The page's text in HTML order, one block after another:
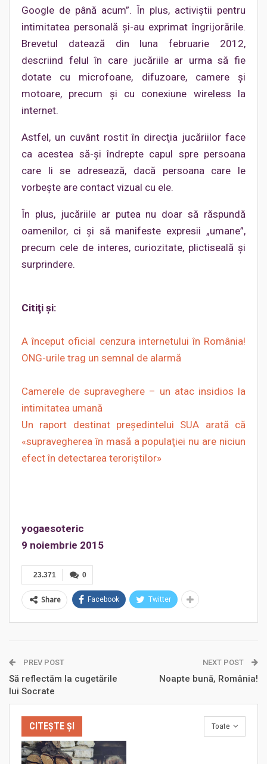
Google de până acum”. În plus, activiştii pentru
intimitatea personală şi-au exprimat îngrijorările.
Brevetul datează din luna februarie 2012,
descriind felul în care jucăriile ar urma să fie
dotate cu microfoane, difuzoare, camere şi
motoare, precum şi cu conexiune wireless la
internet.
Astfel, un cuvânt rostit în direcţia jucăriilor face
ca acestea să-şi îndrepte capul spre persoana
care li se adresează, dacă persoana care le
vorbeşte are contact vizual cu ele.
În plus, jucăriile ar putea nu doar să răspundă
oamenilor, ci şi să manifeste expresii „umane”,
precum cele de interes, curiozitate, plictiseală şi
surprindere.
Citiţi şi:
A început oficial cenzura internetului în România!
ONG-urile trag un semnal de alarmă
Camerele de supraveghere – un atac insidios la
intimitatea umană
Un raport destinat preşedintelui SUA arată că
«supravegherea în masă a populaţiei nu are niciun
efect în detectarea teroriştilor»
yogaesoteric
9 noiembrie 2015
0
23.371
Share Facebook Twitter
PREV POST
Să reflectăm la cugetările
lui Socrate
NEXT POST
Noapte bună, România!
Toate
CITEȘTE ȘI